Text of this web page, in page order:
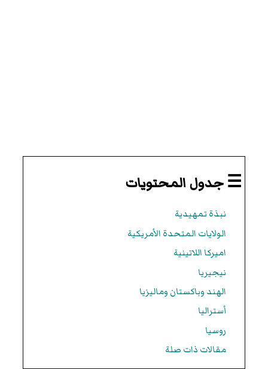
☰ جدول المحتويات
نبذة تمهيدية
الولايات المتحدة الأمريكية
اميركا اللاتينية
نيجيريا
الهند وباكستان وماليزيا
أستراليا
روسيا
مقالات ذات صلة